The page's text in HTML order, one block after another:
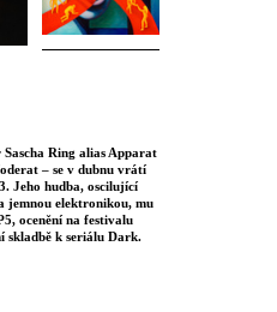
Ring alias Apparat
– se v dubnu vrátí
Jeho hudba, oscilující
jemnou elektronikou, mu
ocenění na festivalu
skladbě k seriálu Dark.
s Moderat nastal čas na
– v podobě, která
detailů a